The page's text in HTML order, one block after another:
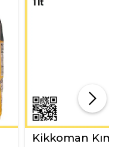
Kikkoman